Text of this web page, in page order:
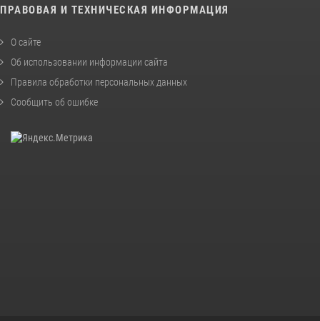
ПРАВОВАЯ И ТЕХНИЧЕСКАЯ ИНФОРМАЦИЯ
О сайте
Об использовании информации сайта
Правила обработки персональных данных
Сообщить об ошибке